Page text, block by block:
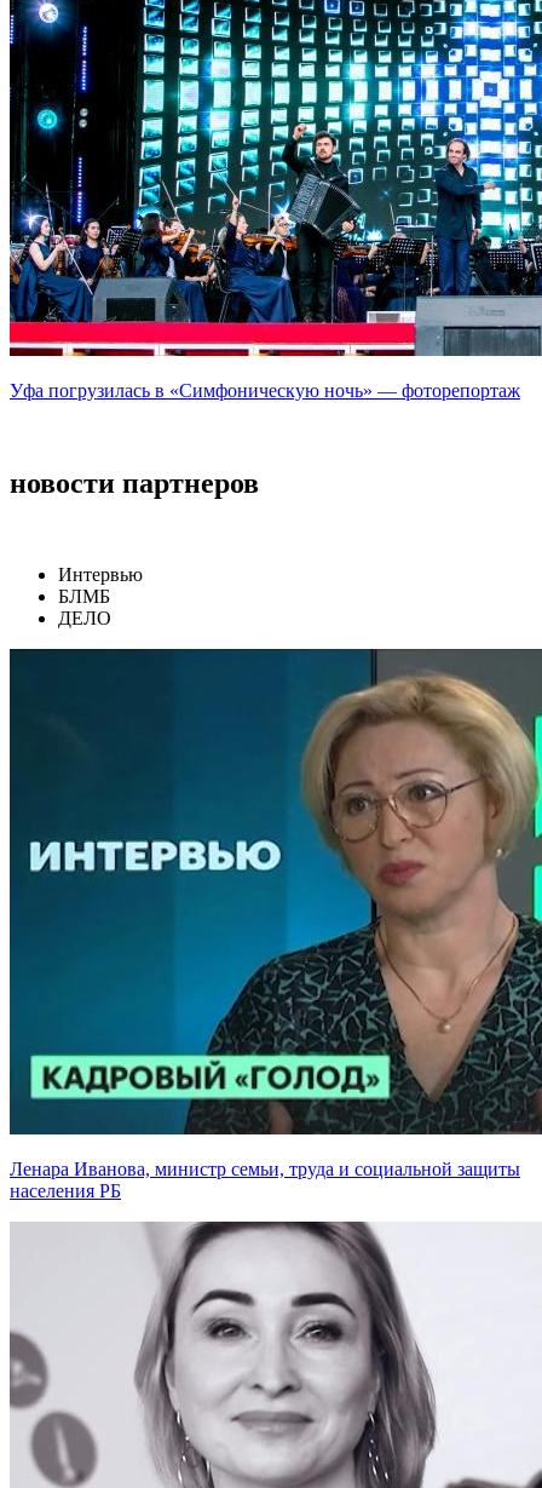
Уфа погрузилась в «Симфоническую ночь» — фоторепортаж
новости партнеров
Интервью
БЛМБ
ДЕЛО
Ленара Иванова, министр семьи, труда и социальной защиты
населения РБ